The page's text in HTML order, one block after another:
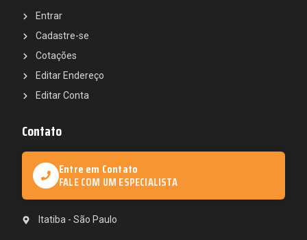
Entrar
Cadastre-se
Cotações
Editar Endereço
Editar Conta
Contato
Entre em Contato
FALE COM UM ESPECIALISTA
Itatiba - São Paulo